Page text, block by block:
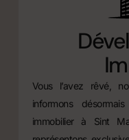
Vous l’avez rêvé,
informons
immobilier à Sint